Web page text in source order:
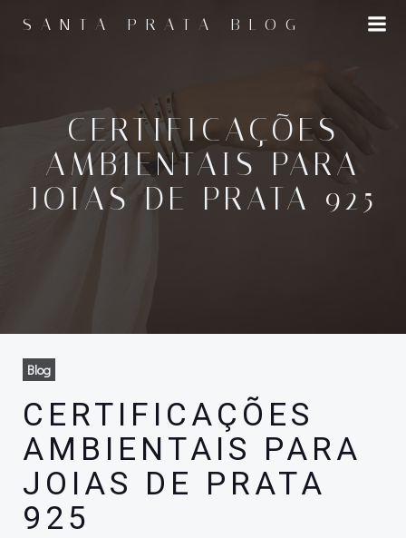
para
SANTA PRATA BLOG
CERTIFICAÇÕES
AMBIENTAIS PARA
JOIAS DE PRATA 925
Blog
CERTIFICAÇÕES
AMBIENTAIS PARA
JOIAS DE PRATA
925